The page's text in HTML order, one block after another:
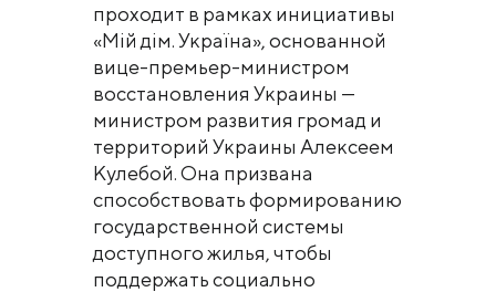
проходит в рамках инициативы
«Мій дім. Україна», основанной
вице-премьер-министром
восстановления Украины —
министром развития громад и
территорий Украины Алексеем
Кулебой. Она призвана
способствовать формированию
государственной системы
доступного жилья, чтобы
поддержать социально